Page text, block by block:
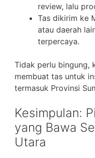
review, lalu
Tas dikirim ke
atau daerah
terpercaya.
Tidak perlu bingung,
membuat tas untuk
termasuk Provinsi
Kesimpulan:
yang Bawa
Utara